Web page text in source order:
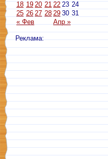
« Фев Апр »
18 19 20 21 22 23 24
25 26 27 28 29 30 31
Реклама: